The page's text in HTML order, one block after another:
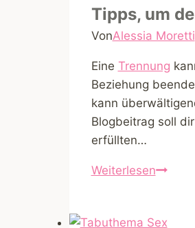
Tipps, um
VonAlessia Moretti
Eine Trennung
Beziehung
kann
Blogbeitrag soll
erfüllten…
Weiterlesen